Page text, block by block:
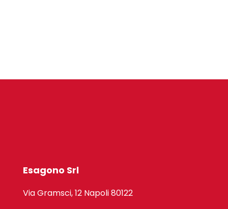
Esagono Srl
Via Gramsci, 12 Napoli 80122